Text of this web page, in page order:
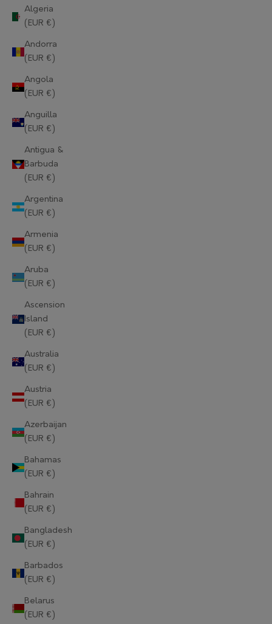
Algeria
(EUR €)
Andorra
(EUR €)
Angola
(EUR €)
Anguilla
(EUR €)
Antigua &
Barbuda
(EUR €)
Argentina
(EUR €)
Armenia
(EUR €)
Aruba
(EUR €)
Ascension
Island
(EUR €)
Australia
(EUR €)
Austria
(EUR €)
Azerbaijan
(EUR €)
Bahamas
(EUR €)
Bahrain
(EUR €)
Bangladesh
(EUR €)
Barbados
(EUR €)
Belarus
(EUR €)